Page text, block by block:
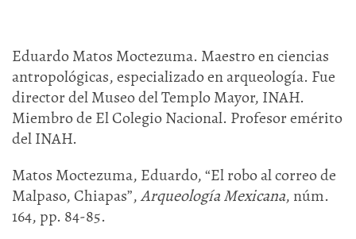
Eduardo Matos Moctezuma. Maestro en ciencias
antropológicas, especializado en arqueología. Fue
director del Museo del Templo Mayor, INAH.
Miembro de El Colegio Nacional. Profesor emérito
del INAH.
Matos Moctezuma, Eduardo, “El robo al correo de
Malpaso, Chiapas”,Arqueología Mexicana, núm.
164, pp. 84-85.